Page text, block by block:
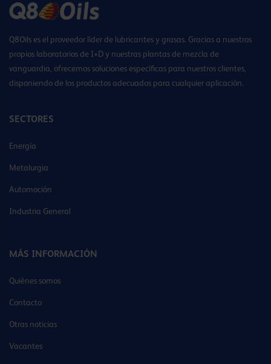
Q8Oils es el proveedor líder de lubricantes y grasas. Gracias a nuestros
propios laboratorios de I+D y nuestras plantas de mezcla de
vanguardia, ofrecemos soluciones específicas para nuestros clientes,
disponiendo de los productos adecuados para cualquier aplicación.
SECTORES
Energía
Metalurgia
Automoción
Industria General
MÁS INFORMACIÓN
Quiénes somos
Contacto
Otras noticias
Vacantes